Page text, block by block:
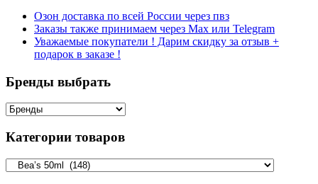
Озон доставка по всей России через пвз
Заказы также принимаем через Max или Telegram
Уважаемые покупатели ! Дарим скидку за отзыв +
подарок в заказе !
Бренды выбрать
Категории товаров